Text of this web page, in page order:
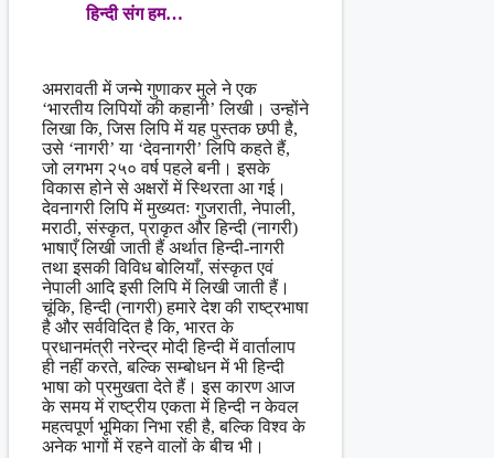
हिन्दी संग हम…
अमरावती में जन्मे गुणाकर मुले ने एक
‘भारतीय लिपियों की कहानी’ लिखी। उन्होंने
लिखा कि, जिस लिपि में यह पुस्तक छपी है,
उसे ‘नागरी’ या ‘देवनागरी’ लिपि कहते हैं,
जो लगभग २५० वर्ष पहले बनी। इसके
विकास होने से अक्षरों में स्थिरता आ गई।
देवनागरी लिपि में मुख्यतः गुजराती, नेपाली,
मराठी, संस्कृत, प्राकृत और हिन्दी (नागरी)
भाषाएँ लिखी जाती हैं अर्थात हिन्दी-नागरी
तथा इसकी विविध बोलियाँ, संस्कृत एवं
नेपाली आदि इसी लिपि में लिखी जाती हैं।
चूंकि, हिन्दी (नागरी) हमारे देश की राष्ट्रभाषा
है और सर्वविदित है कि, भारत के
प्रधानमंत्री नरेन्द्र मोदी हिन्दी में वार्तालाप
ही नहीं करते, बल्कि सम्बोधन में भी हिन्दी
भाषा को प्रमुखता देते हैं। इस कारण आज
के समय में राष्ट्रीय एकता में हिन्दी न केवल
महत्वपूर्ण भूमिका निभा रही है, बल्कि विश्व के
अनेक भागों में रहने वालों के बीच भी।